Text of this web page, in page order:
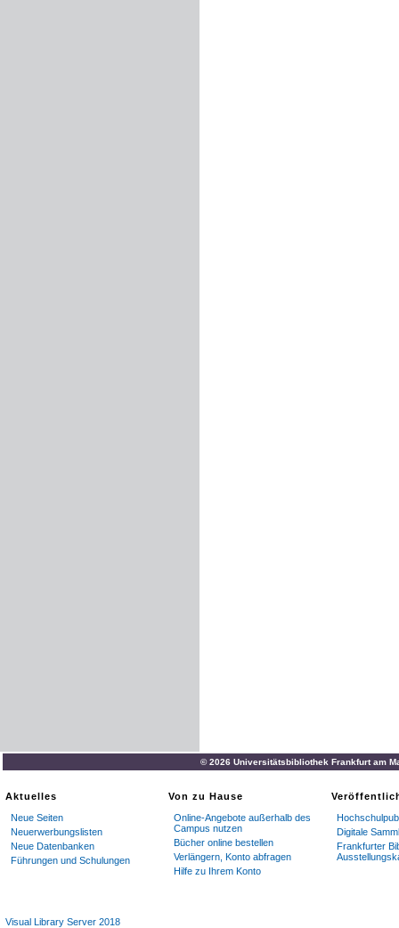
© 2026 Universitätsbibliothek Frankfurt am
Aktuelles
Neue Seiten
Neuerwerbungslisten
Neue Datenbanken
Führungen und Schulungen
Von zu Hause
Online-Angebote außerhalb des
Campus nutzen
Bücher online bestellen
Verlängern, Konto abfragen
Hilfe zu Ihrem Konto
Digitale
Frankfurter
Visual Library Server 2018